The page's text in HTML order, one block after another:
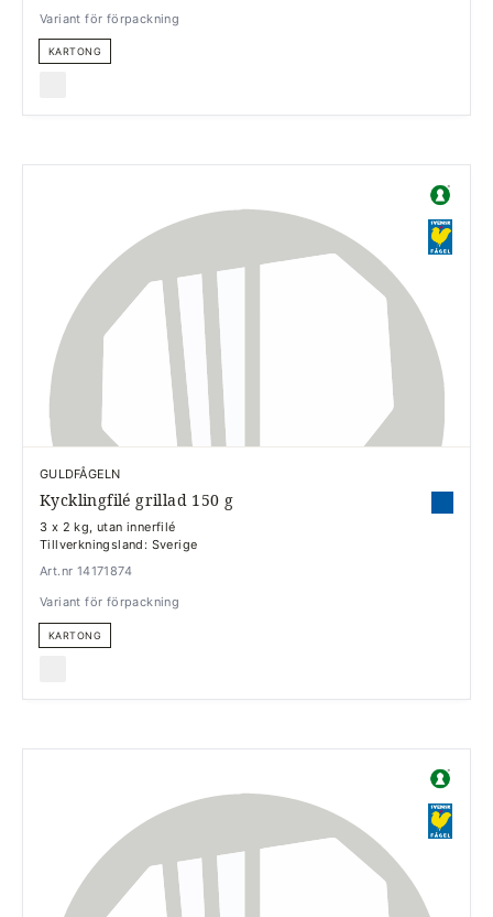
Variant för förpackning
KARTONG
GULDFÅGELN
Kycklingfilé grillad 150 g
3 x 2 kg, utan innerfilé
Tillverkningsland: Sverige
Art.nr 14171874
Variant för förpackning
KARTONG